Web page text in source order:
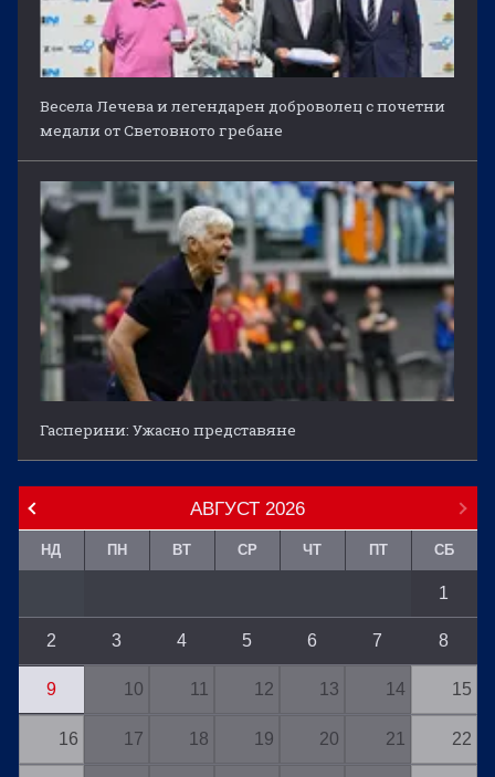
Весела Лечева и легендарен доброволец с почетни
медали от Световното гребане
Гасперини: Ужасно представяне
АВГУСТ 2026
НД ПН ВТ СР ЧТ ПТ СБ
1
2 3 4 5 6 7 8
9 10 11 12 13 14 15
16 17 18 19 20 21 22